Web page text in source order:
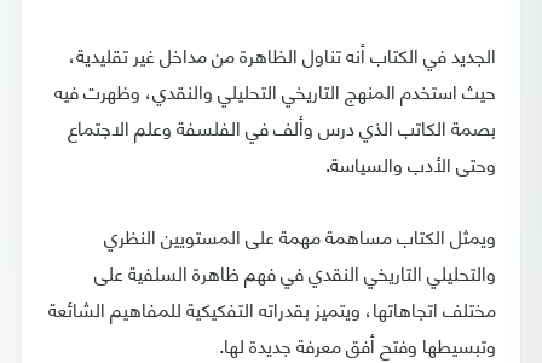
الجديد في الكتاب أنه تناول الظاهرة من مداخل غير تقليدية،
حيث استخدم المنهج التاريخي التحليلي والنقدي، وظهرت فيه
بصمة الكاتب الذي درس وألف في الفلسفة وعلم الاجتماع
وحتى الأدب والسياسة.
ويمثل الكتاب مساهمة مهمة على المستويين النظري
والتحليلي التاريخي النقدي في فهم ظاهرة السلفية على
مختلف اتجاهاتها، ويتميز بقدراته التفكيكية للمفاهيم الشائعة
وتبسيطها وفتح أفق معرفة جديدة لها.